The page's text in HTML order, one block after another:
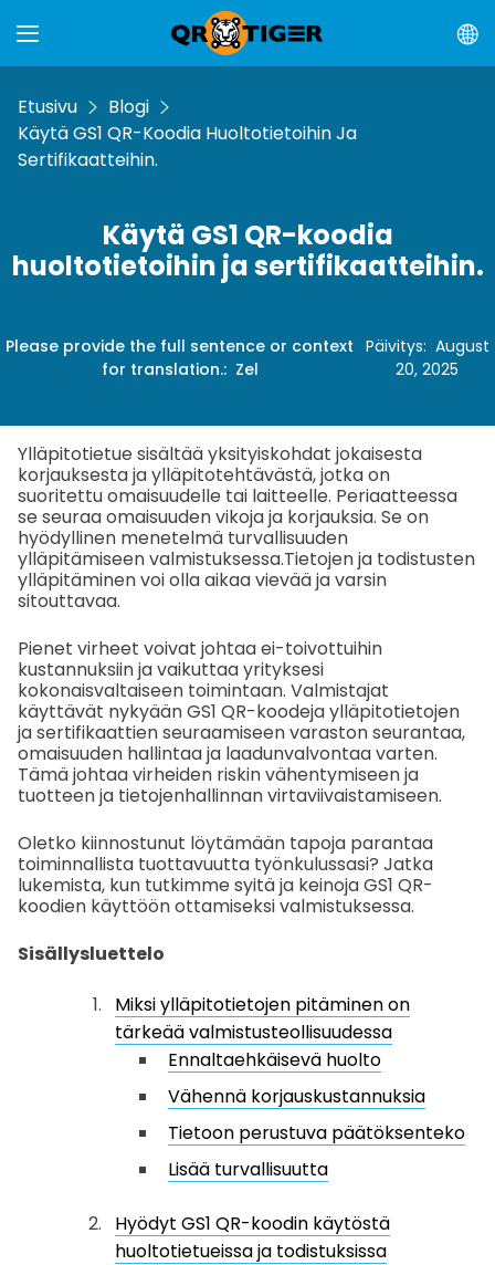
Etusivu
Blogi
Käytä GS1 QR-Koodia Huoltotietoihin Ja
Sertifikaatteihin.
Käytä GS1 QR-koodia
huoltotietoihin ja sertifikaatteihin.
Please provide the full sentence or context
for translation.: Zel
Päivitys: August
20, 2025
Ylläpitotietue sisältää yksityiskohdat jokaisesta
korjauksesta ja ylläpitotehtävästä, jotka on
suoritettu omaisuudelle tai laitteelle. Periaatteessa
se seuraa omaisuuden vikoja ja korjauksia. Se on
hyödyllinen menetelmä turvallisuuden
ylläpitämiseen valmistuksessa.Tietojen ja todistusten
ylläpitäminen voi olla aikaa vievää ja varsin
sitouttavaa.
Pienet virheet voivat johtaa ei-toivottuihin
kustannuksiin ja vaikuttaa yrityksesi
kokonaisvaltaiseen toimintaan. Valmistajat
käyttävät nykyään GS1 QR-koodeja ylläpitotietojen
ja sertifikaattien seuraamiseen varaston seurantaa,
omaisuuden hallintaa ja laadunvalvontaa varten.
Tämä johtaa virheiden riskin vähentymiseen ja
tuotteen ja tietojenhallinnan virtaviivaistamiseen.
Oletko kiinnostunut löytämään tapoja parantaa
toiminnallista tuottavuutta työnkulussasi? Jatka
lukemista, kun tutkimme syitä ja keinoja GS1 QR-
koodien käyttöön ottamiseksi valmistuksessa.
Sisällysluettelo
Miksi ylläpitotietojen pitäminen on
tärkeää valmistusteollisuudessa
Ennaltaehkäisevä huolto
Vähennä korjauskustannuksia
Tietoon perustuva päätöksenteko
Lisää turvallisuutta
Hyödyt GS1 QR-koodin käytöstä
huoltotietueissa ja todistuksissa